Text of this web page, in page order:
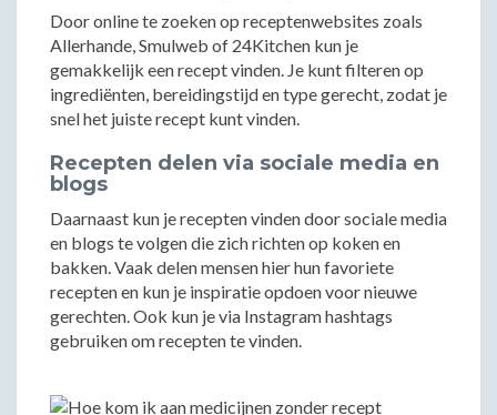
Door online te zoeken op receptenwebsites zoals
Allerhande, Smulweb of 24Kitchen kun je
gemakkelijk een recept vinden. Je kunt filteren op
ingrediënten, bereidingstijd en type gerecht, zodat je
snel het juiste recept kunt vinden.
Recepten delen via sociale media en
blogs
Daarnaast kun je recepten vinden door sociale media
en blogs te volgen die zich richten op koken en
bakken. Vaak delen mensen hier hun favoriete
recepten en kun je inspiratie opdoen voor nieuwe
gerechten. Ook kun je via Instagram hashtags
gebruiken om recepten te vinden.